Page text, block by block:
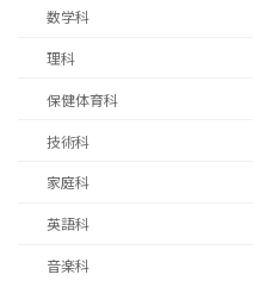
数学科
理科
保健体育科
技術科
家庭科
英語科
音楽科